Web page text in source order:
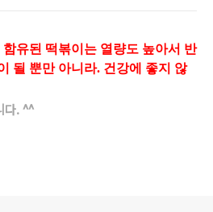
유된 떡볶이는 열량도 높아서 반
될 뿐만 아니라. 건강에 좋지 않
다. ^^